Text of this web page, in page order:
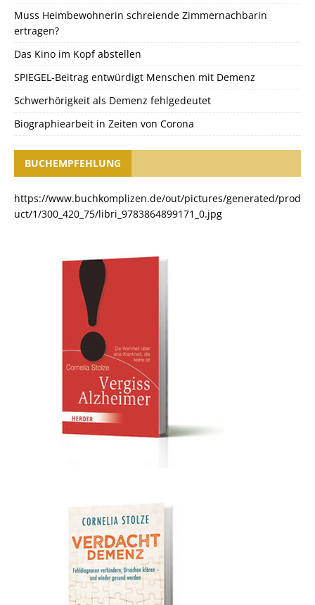
Muss Heimbewohnerin schreiende Zimmernachbarin
ertragen?
Das Kino im Kopf abstellen
SPIEGEL-Beitrag entwürdigt Menschen mit Demenz
Schwerhörigkeit als Demenz fehlgedeutet
Biographiearbeit in Zeiten von Corona
BUCHEMPFEHLUNG
https://www.buchkomplizen.de/out/pictures/generated/prod
uct/1/300_420_75/libri_9783864899171_0.jpg